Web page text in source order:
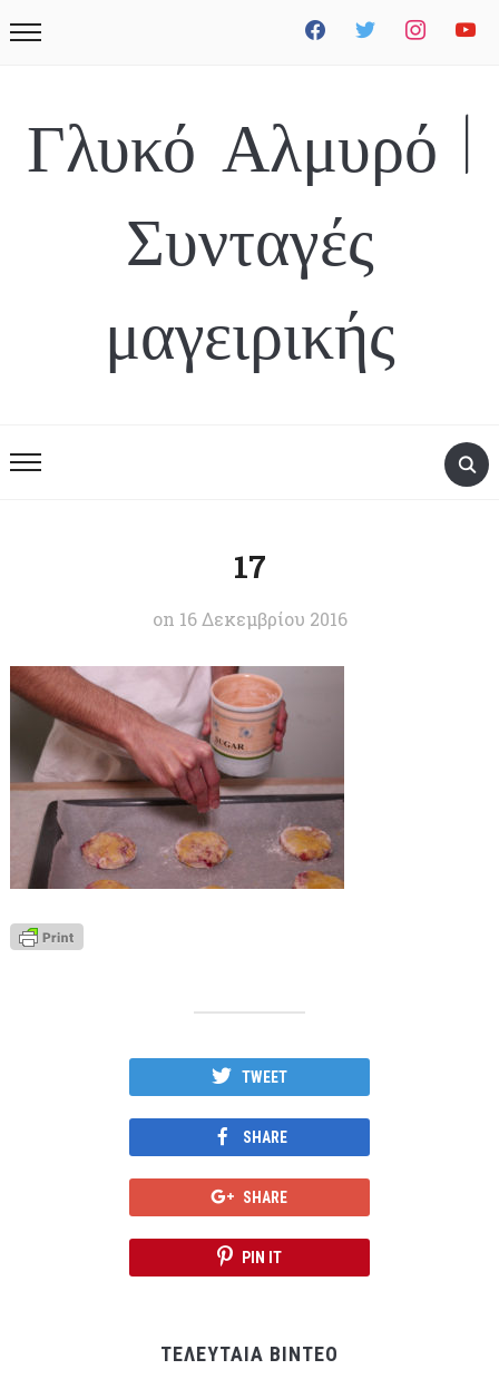
facebook twitter instagramyoutube
Γλυκό Αλμυρό |
Συνταγές
μαγειρικής
17
on 16 Δεκεμβρίου 2016
TWEET
SHARE
SHARE
PIN IT
ΤΕΛΕΥΤΑΙΑ ΒΙΝΤΕΟ